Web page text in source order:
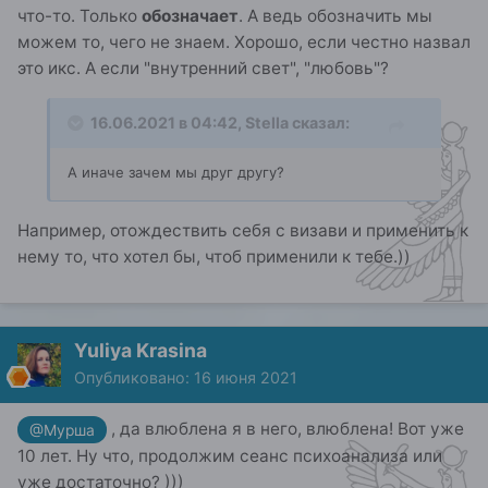
что-то. Только обозначает. А ведь обозначить мы
можем то, чего не знаем. Хорошо, если честно назвал
это икс. А если "внутренний свет", "любовь"?
16.06.2021 в 04:42, Stella сказал:
А иначе зачем мы друг другу?
Например, отождествить себя с визави и применить к
нему то, что хотел бы, чтоб применили к тебе.))
Yuliya Krasina
Опубликовано: 16 июня 2021
@Мурша
, да влюблена я в него, влюблена! Вот уже
10 лет. Ну что, продолжим сеанс психоанализа или
уже достаточно? )))